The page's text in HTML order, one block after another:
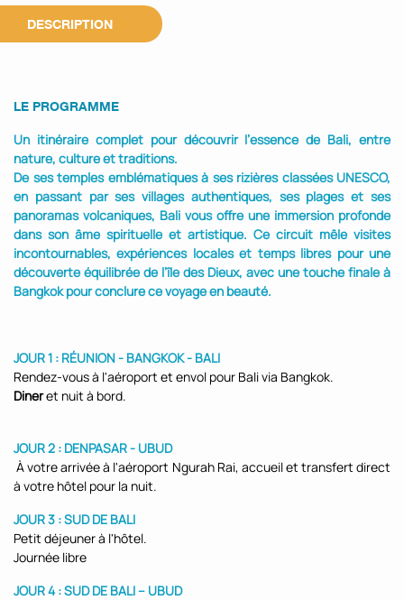
DESCRIPTION
LE PROGRAMME
Un itinéraire complet pour découvrir l’essence de Bali, entre
nature, culture et traditions.
De ses temples emblématiques à ses rizières classées UNESCO,
en passant par ses villages authentiques, ses plages et ses
panoramas volcaniques, Bali vous offre une immersion profonde
dans son âme spirituelle et artistique. Ce circuit mêle visites
incontournables, expériences locales et temps libres pour une
découverte équilibrée de l’île des Dieux, avec une touche finale à
Bangkok pour conclure ce voyage en beauté.
JOUR 1 : RÉUNION - BANGKOK - BALI
Rendez-vous à l'aéroport et envol pour Bali via Bangkok.
Dineret nuit à bord.
JOUR 2 : DENPASAR - UBUD
À votre arrivée à l'aéroport Ngurah Rai, accueil et transfert direct
à votre hôtel pour la nuit.
JOUR 3 : SUD DE BALI
Petit déjeuner à l'hôtel.
Journée libre
JOUR 4 : SUD DE BALI – UBUD